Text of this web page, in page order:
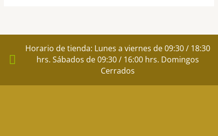
Horario de tienda: Lunes a viernes de 09:30 / 18:30
hrs. Sábados de 09:30 / 16:00 hrs. Domingos
Cerrados